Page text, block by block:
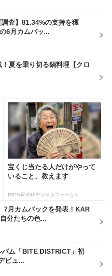
調査】81.34%の支持を獲
6月カムバッ...
夏を乗り切る鍋料理【クロ
宝くじ当たる人だけがやって
いること、教えます
PR(合同会社デジタルファーム )
7月カムバックを発表！KAR
分たちの色...
バム「BITE DISTRICT」初
ビュ...